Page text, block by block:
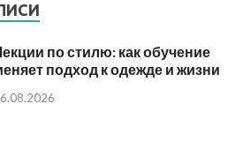
по стилю: как обучение
подход к одежде и жизни